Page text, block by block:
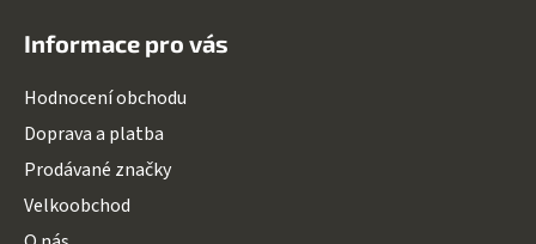
Informace pro vás
Hodnocení obchodu
Doprava a platba
Prodávané značky
Velkoobchod